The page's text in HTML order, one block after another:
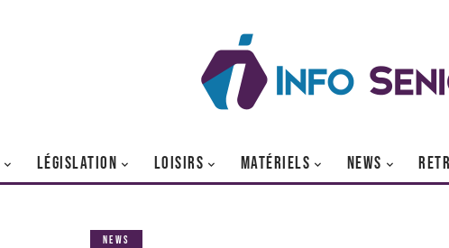
LÉGISLATION LOISIRS MATÉRIELS NEWS
NEWS